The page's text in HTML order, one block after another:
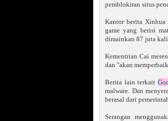
pemblokiran situs
Kantor berita Xinhua
game yang berisi
dimainkan 87 juta
Kementrian Cai
dan "akan
Berita lain terkait
malware. Dan
berasal dari
Serangan